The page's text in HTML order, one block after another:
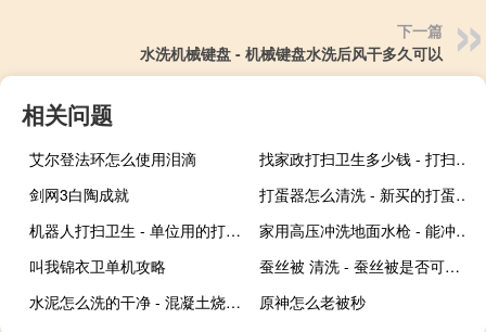
下一篇
水洗机械键盘 - 机械键盘水洗后风干多久可以
相关问题
艾尔登法环怎么使用泪滴
找家政打扫卫生多少钱 - 打扫卫生家政价目表
剑网3白陶成就
打蛋器怎么清洗 - 新买的打蛋器怎么清洗
机器人打扫卫生 - 单位用的打扫卫生的机器人
家用高压冲洗地面水枪 - 能冲洗地面的高压水枪
叫我锦衣卫单机攻略
蚕丝被 清洗 - 蚕丝被是否可以水洗
水泥怎么洗的干净 - 混凝土烧了皮肤怎么治
原神怎么老被秒